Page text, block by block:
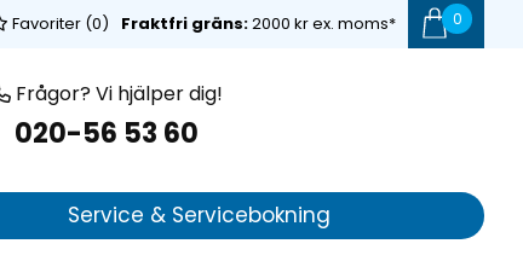
0
Fraktfri gräns:2000 kr ex. moms*
Favoriter (0)
Frågor? Vi hjälper dig!
020-56 53 60
Service & Servicebokning